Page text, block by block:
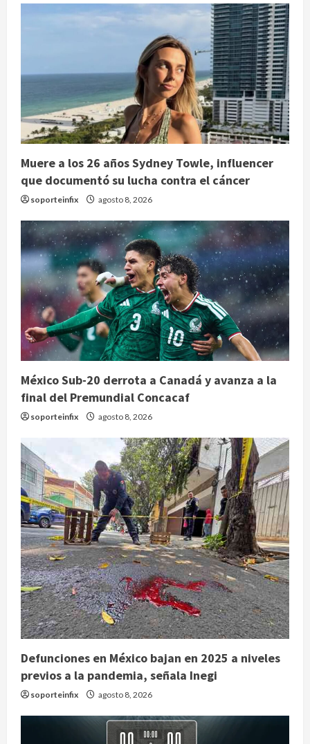
Muere a los 26 años Sydney Towle, influencer
que documentó su lucha contra el cáncer
soporteinfix agosto 8, 2026
México Sub-20 derrota a Canadá y avanza a la
final del Premundial Concacaf
soporteinfix agosto 8, 2026
Defunciones en México bajan en 2025 a niveles
previos a la pandemia, señala Inegi
soporteinfix agosto 8, 2026